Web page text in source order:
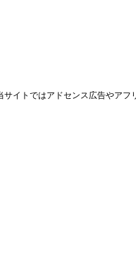
サイトではアドセンス広告やアフ